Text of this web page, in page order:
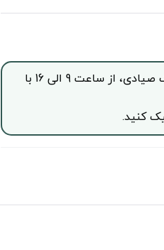
جهت خرید این محصول بصورت اقساط با چک صیادی، از ساعت 9 الی 16 با
کنید.